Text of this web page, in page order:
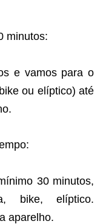
minutos:
e vamos para o
ou elíptico) até
30 minutos,
bike, elíptico.
aparelho.